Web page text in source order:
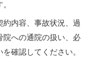
内容、事故状況、過
院への通院の扱い、必
確認してください。